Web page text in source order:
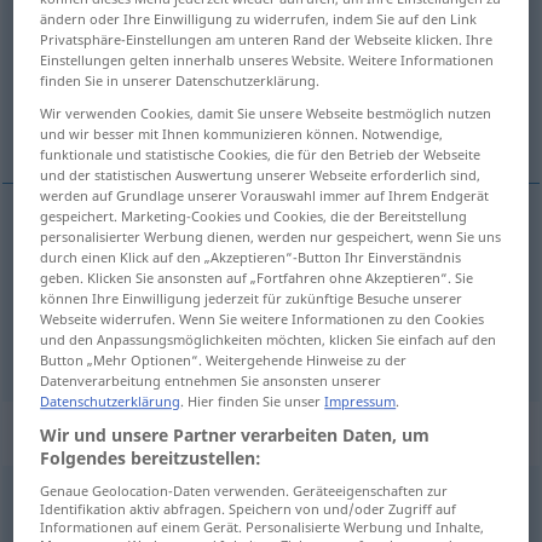
Übersicht aller Übersetzungen
(Für mehr Details die Übersetzung anklicken/antippen)
oh, heigh-ho
oh
heigh-ho ohbei Langeweile
„Oh“: Neutrum
n <Ohs;Ohs>
ändern oder Ihre Einwilligung zu widerrufen, indem Sie auf den Link
Privatsphäre-Einstellungen am unteren Rand der Webseite klicken. Ihre
Einstellungen gelten innerhalb unseres Website. Weitere Informationen
finden Sie in unserer Datenschutzerklärung.
Wir verwenden Cookies, damit Sie unsere Webseite bestmöglich nutzen
und wir besser mit Ihnen kommunizieren können. Notwendige,
funktionale und statistische Cookies, die für den Betrieb der Webseite
und der statistischen Auswertung unserer Webseite erforderlich sind,
werden auf Grundlage unserer Vorauswahl immer auf Ihrem Endgerät
gespeichert. Marketing-Cookies und Cookies, die der Bereitstellung
personalisierter Werbung dienen, werden nur gespeichert, wenn Sie uns
durch einen Klick auf den „Akzeptieren“-Button Ihr Einverständnis
geben. Klicken Sie ansonsten auf „Fortfahren ohne Akzeptieren“. Sie
können Ihre Einwilligung jederzeit für zukünftige Besuche unserer
Webseite widerrufen. Wenn Sie weitere Informationen zu den Cookies
und den Anpassungsmöglichkeiten möchten, klicken Sie einfach auf den
Button „Mehr Optionen“. Weitergehende Hinweise zu der
Datenverarbeitung entnehmen Sie ansonsten unserer
Datenschutzerklärung. Hier finden Sie unserImpressum.
Wir und unsere Partner verarbeiten Daten, um
Folgendes bereitzustellen:
Genaue Geolocation-Daten verwenden. Geräteeigenschaften zur
Identifikation aktiv abfragen. Speichern von und/oder Zugriff auf
Informationen auf einem Gerät. Personalisierte Werbung und Inhalte,